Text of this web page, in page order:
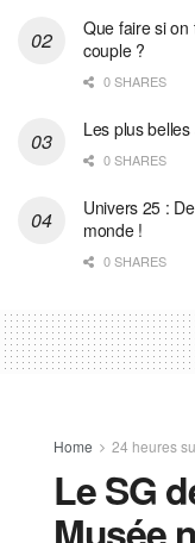
Que faire si on
couple ?
0 SHARES
Les plus
0 SHARES
Univers 25 :
monde !
0 SHARES
Home 24 heures
Le SG